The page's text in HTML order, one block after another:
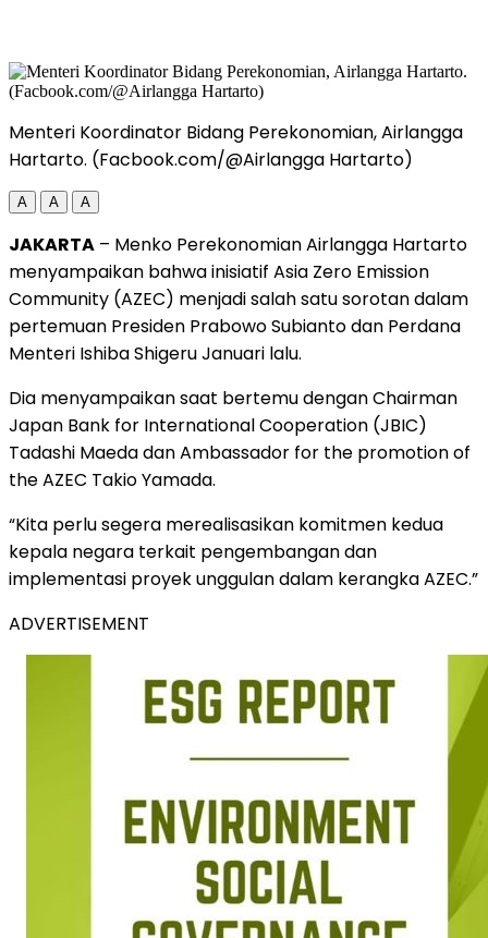
Menteri Koordinator Bidang Perekonomian, Airlangga
Hartarto. (Facbook.com/@Airlangga Hartarto)
A A A
JAKARTA – Menko Perekonomian Airlangga Hartarto
menyampaikan bahwa inisiatif Asia Zero Emission
Community (AZEC) menjadi salah satu sorotan dalam
pertemuan Presiden Prabowo Subianto dan Perdana
Menteri Ishiba Shigeru Januari lalu.
Dia menyampaikan saat bertemu dengan Chairman
Japan Bank for International Cooperation (JBIC)
Tadashi Maeda dan Ambassador for the promotion of
the AZEC Takio Yamada.
“Kita perlu segera merealisasikan komitmen kedua
kepala negara terkait pengembangan dan
implementasi proyek unggulan dalam kerangka AZEC.”
ADVERTISEMENT